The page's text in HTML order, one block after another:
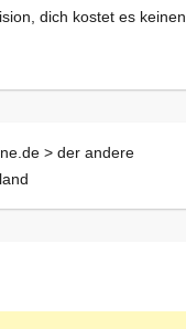
dich kostet es keinen
> der andere